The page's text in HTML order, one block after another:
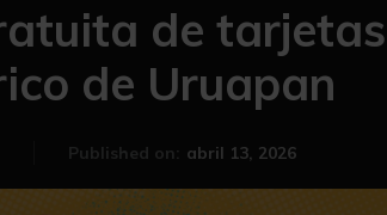
de
de Uruapan
Published on: abril 13, 2026